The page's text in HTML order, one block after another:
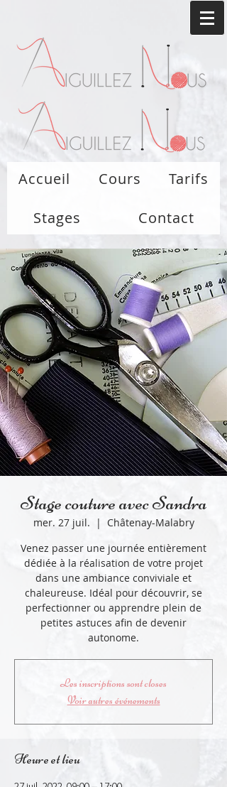
Accueil Cours Tarifs
Stages Contact
Stage couture avec Sandra
mer. 27 juil.
  |
Châtenay-Malabry
Venez passer une journée entièrement
dédiée à la réalisation de votre projet
dans une ambiance conviviale et
chaleureuse. Idéal pour découvrir, se
perfectionner ou apprendre plein de
petites astuces afin de devenir
autonome.
Les inscriptions sont closes
Voir autres événements
Heure et lieu